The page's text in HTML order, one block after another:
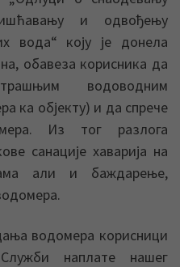
и одвођењу
вода“ коју је донела
обавеза корисника да
водоводним
ка објекту) и да спрече
Из тог разлога
санације хаварија на
али и баждарење,
водомера корисници
наплате нашег